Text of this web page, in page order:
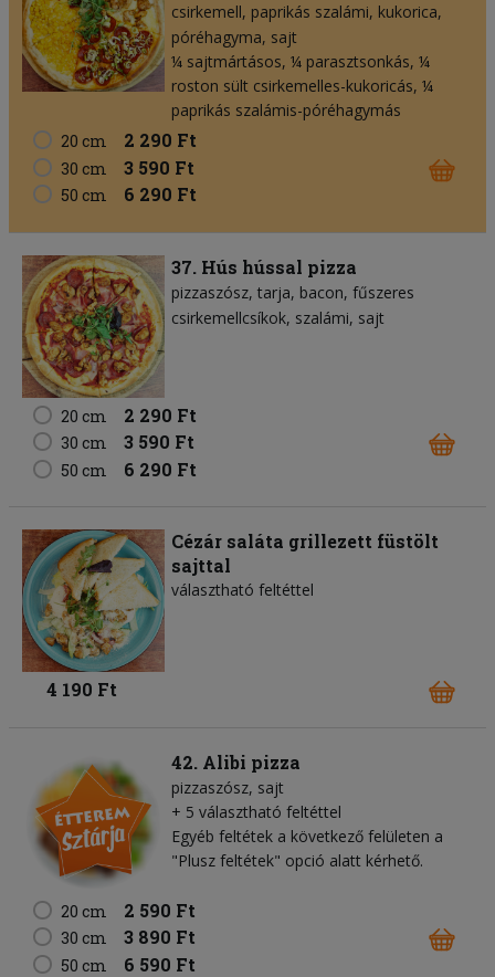
csirkemell paprikás szalámi kukorica
póréhagyma sajt
¼ sajtmártásos, ¼ parasztsonkás, ¼
roston sült csirkemelles-kukoricás, ¼
paprikás szalámis-póréhagymás
20 cm
2 290 Ft
30 cm 3 590 Ft
50 cm 6 290 Ft
37. Hús hússal pizza
pizzaszósz tarja bacon fűszeres
csirkemellcsíkok szalámi sajt
20 cm 2 290 Ft
30 cm 3 590 Ft
50 cm 6 290 Ft
Cézár saláta grillezett füstölt
sajttal
választható feltéttel
4 190 Ft
42. Alibi pizza
pizzaszósz sajt
+ 5 választható feltéttel
Egyéb feltétek a következő felületen a
"Plusz feltétek" opció alatt kérhető.
20 cm 2 590 Ft
30 cm 3 890 Ft
50 cm 6 590 Ft